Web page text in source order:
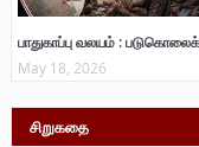
பாதுகாப்பு வலயம் :
May 18, 2026
சிறுகதை